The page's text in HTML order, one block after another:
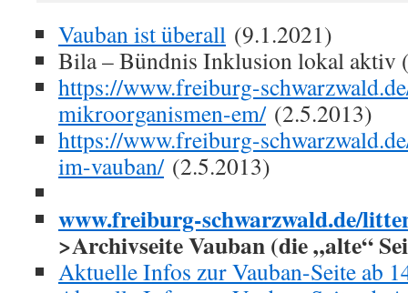
Vauban ist überall (9.1.2021)
Bila – Bündnis Inklusion lokal aktiv
https://www.freiburg-
mikroorganismen-em/(2.5.2013)
https://www.freiburg-
im-vauban/(2.5.2013)
www.freiburg-schwarzwald.de/
>Archivseite Vauban (die „alte“
Aktuelle Infos zur Vauban-Seite ab